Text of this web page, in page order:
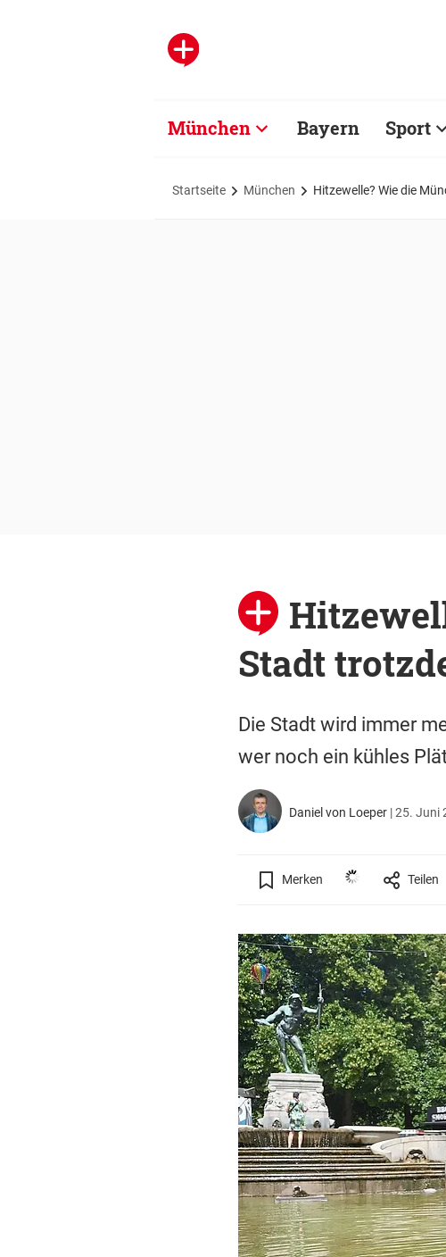
München Bayern Sport
Startseite München Hitzewelle? Wie die
Stadt
Die Stadt wird immer
wer noch ein kühles
Daniel von Loeper |25. Juni
Merken Teilen